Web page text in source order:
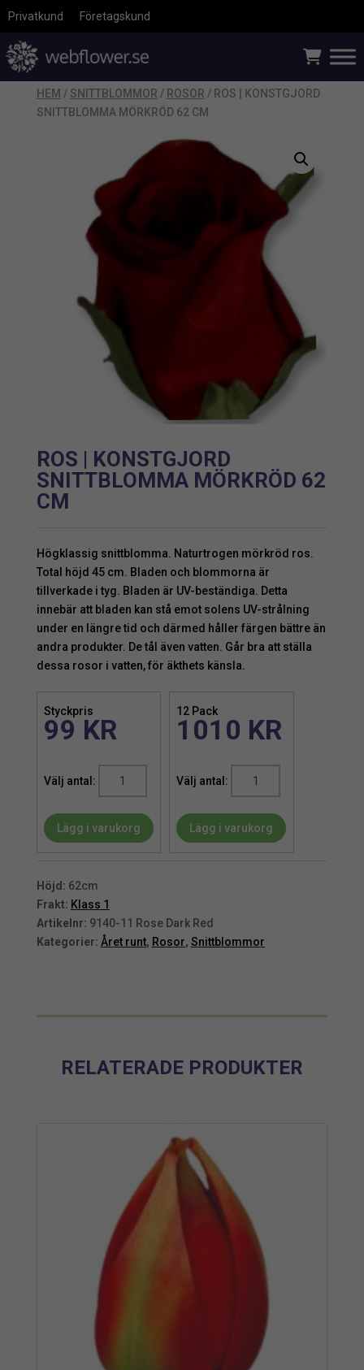
Privatkund Företagskund
HEM / SNITTBLOMMOR / ROSOR / ROS | KONSTGJORD
SNITTBLOMMA MÖRKRÖD 62 CM
ROS | KONSTGJORD
SNITTBLOMMA MÖRKRÖD 62
CM
Högklassig snittblomma. Naturtrogen mörkröd ros.
Total höjd 45 cm. Bladen och blommorna är
tillverkade i tyg. Bladen är UV-beständiga. Detta
innebär att bladen kan stå emot solens UV-strålning
under en längre tid och därmed håller färgen bättre än
andra produkter. De tål även vatten. Går bra att ställa
dessa rosor i vatten, för äkthets känsla.
Styckpris
99 KR
Konstgjord
snittblomma
mängd
Lägg i varukorg
12 Pack
1010 KR
Konstgjord
snittblomma
Lägg i varukorg
Höjd: 62cm
Frakt: Klass 1
Artikelnr: 9140-11 Rose Dark Red
Kategorier: Året runt, Rosor, Snittblommor
RELATERADE PRODUKTER